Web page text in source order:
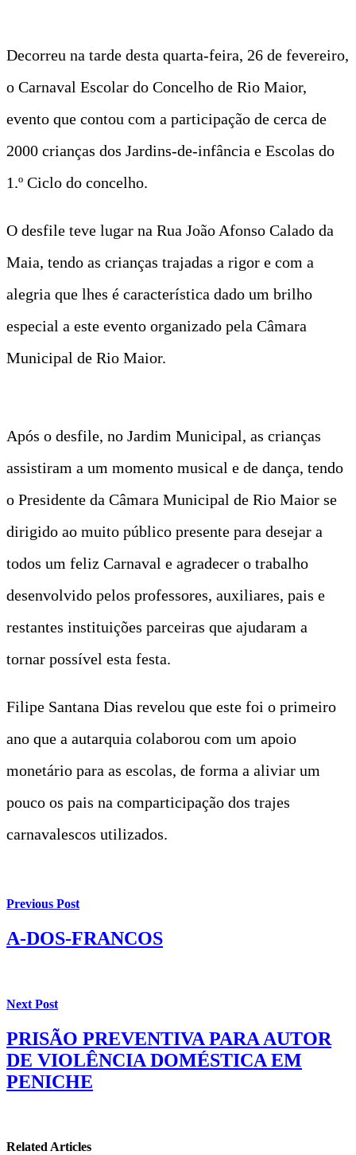
Decorreu na tarde desta quarta-feira, 26 de fevereiro,
o Carnaval Escolar do Concelho de Rio Maior,
evento que contou com a participação de cerca de
2000 crianças dos Jardins-de-infância e Escolas do
1.º Ciclo do concelho.
O desfile teve lugar na Rua João Afonso Calado da
Maia, tendo as crianças trajadas a rigor e com a
alegria que lhes é característica dado um brilho
especial a este evento organizado pela Câmara
Municipal de Rio Maior.
Após o desfile, no Jardim Municipal, as crianças
assistiram a um momento musical e de dança, tendo
o Presidente da Câmara Municipal de Rio Maior se
dirigido ao muito público presente para desejar a
todos um feliz Carnaval e agradecer o trabalho
desenvolvido pelos professores, auxiliares, pais e
restantes instituições parceiras que ajudaram a
tornar possível esta festa.
Filipe Santana Dias revelou que este foi o primeiro
ano que a autarquia colaborou com um apoio
monetário para as escolas, de forma a aliviar um
pouco os pais na comparticipação dos trajes
carnavalescos utilizados.
Previous Post
A-DOS-FRANCOS
Next Post
PRISÃO PREVENTIVA PARA AUTOR
DE VIOLÊNCIA DOMÉSTICA EM
PENICHE
Related Articles